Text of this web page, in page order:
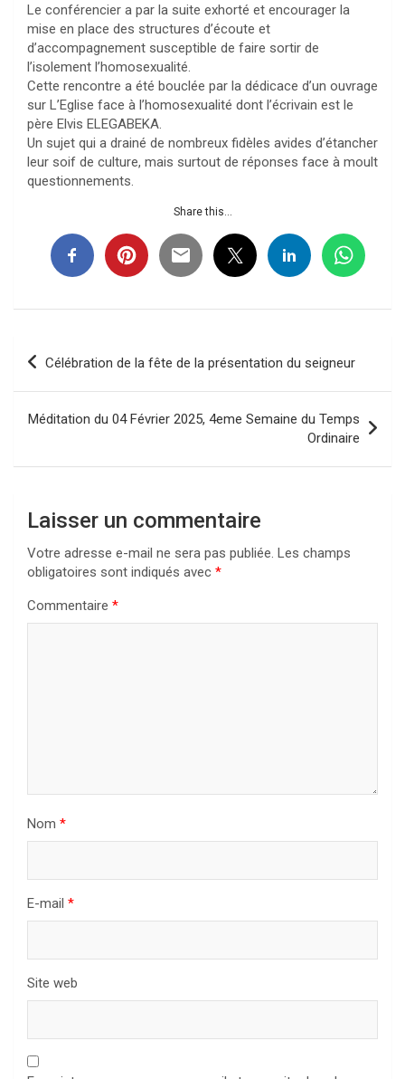
Le conférencier a par la suite exhorté et encourager la
mise en place des structures d’écoute et
d’accompagnement susceptible de faire sortir de
l’isolement l’homosexualité.
Cette rencontre a été bouclée par la dédicace d’un ouvrage
sur L’Eglise face à l’homosexualité dont l’écrivain est le
père Elvis ELEGABEKA.
Un sujet qui a drainé de nombreux fidèles avides d’étancher
leur soif de culture, mais surtout de réponses face à moult
questionnements.
Share this...
Navigation
de
Célébration de la fête de la présentation du seigneur
Méditation du 04 Février 2025, 4eme Semaine du Temps
Ordinaire
Laisser un commentaire
Votre adresse e-mail ne sera pas publiée. Les champs
obligatoires sont indiqués avec *
Commentaire *
Nom *
E-mail *
Site web